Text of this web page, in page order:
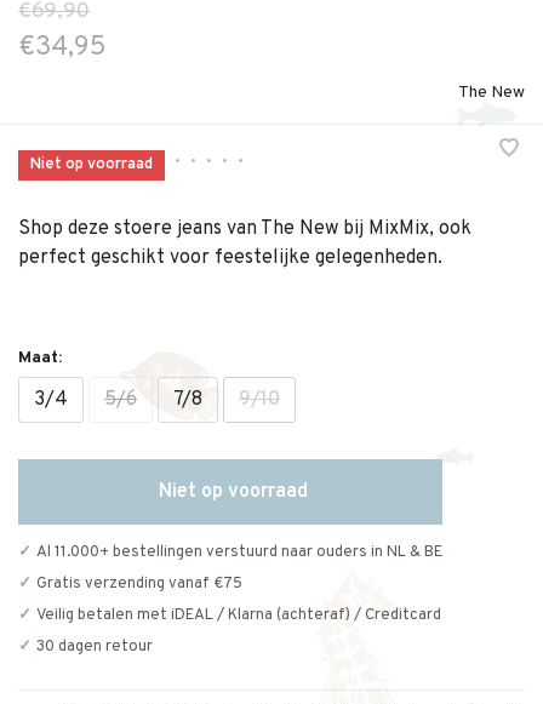
€69,90
€34,95
The New
Niet op voorraad • • • • •
Shop deze stoere jeans van The New bij MixMix, ook
perfect geschikt voor feestelijke gelegenheden.
Maat:
3/4 5/6 7/8 9/10
Niet op voorraad
Al 11.000+ bestellingen verstuurd naar ouders in NL & BE
Gratis verzending vanaf €75
Veilig betalen met iDEAL / Klarna (achteraf) / Creditcard
30 dagen retour